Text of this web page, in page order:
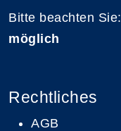
Bitte beachten Sie:
möglich
Rechtliches
AGB